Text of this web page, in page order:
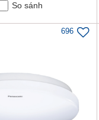
So sánh
696